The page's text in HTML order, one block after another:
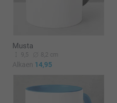
Musta
9,5 8,2 cm
Alkaen 14,95